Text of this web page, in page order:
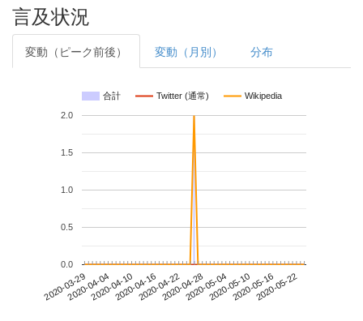
言及状況
変動（ピーク前後） 変動（月別） 分布
合計 Twitter (通常) Wikipedia
2020-03-292020-04-042020-04-102020-04-162020-04-222020-04-282020-05-042020-05-102020-05-162020-05-22
0.0
0.5
1.0
1.5
2.0